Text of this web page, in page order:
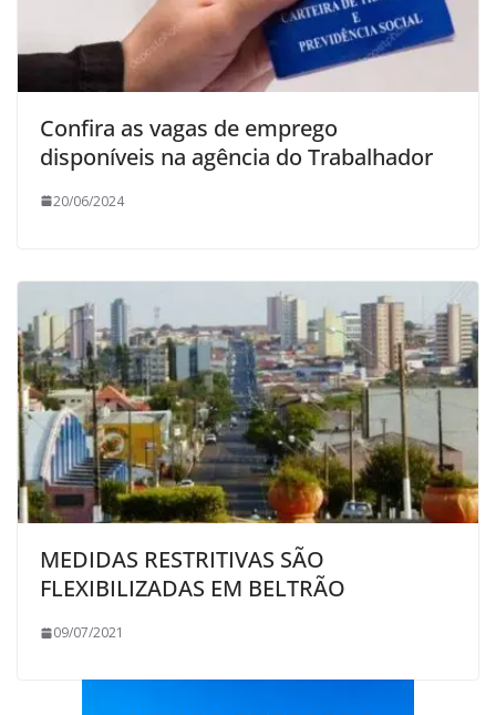
Confira as vagas de emprego
disponíveis na agência do Trabalhador
20/06/2024
MEDIDAS RESTRITIVAS SÃO
FLEXIBILIZADAS EM BELTRÃO
09/07/2021